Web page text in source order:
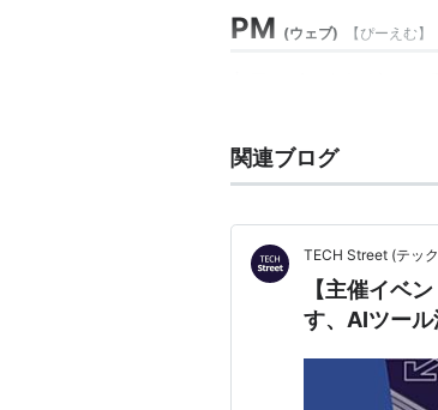
PM (ウェブ) 【ぴーえむ】
ヤフーメッセンジャー
関連ブログ
TECH Street (テッ
【主催イベ
す、AIツー